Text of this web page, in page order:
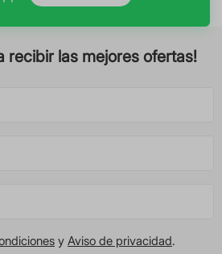
recibir las mejores ofertas!
y Aviso de privacidad.